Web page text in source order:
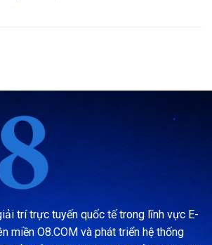
trí trực tuyến quốc tế trong lĩnh vực E-
miền O8.COM và phát triển hệ thống